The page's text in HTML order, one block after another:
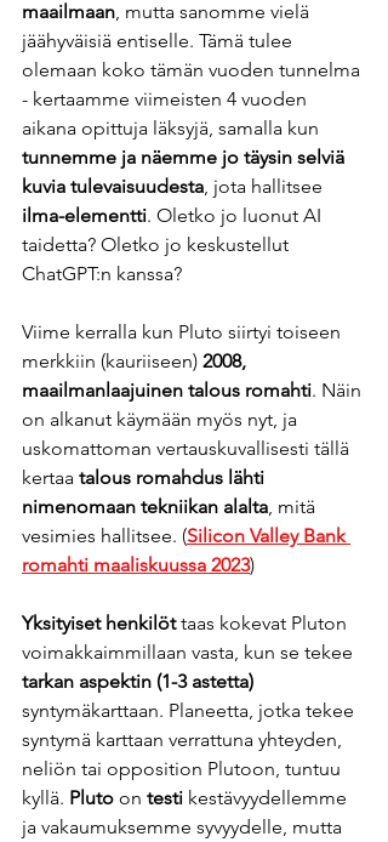
maailmaan, mutta sanomme vielä
jäähyväisiä entiselle. Tämä tulee
olemaan koko tämän vuoden tunnelma
- kertaamme viimeisten 4 vuoden
aikana opittuja läksyjä, samalla kun
tunnemme ja näemme jo täysin selviä
kuvia tulevaisuudesta, jota hallitsee
ilma-elementti. Oletko jo luonut AI
taidetta? Oletko jo keskustellut
ChatGPT:n kanssa?
Viime kerralla kun Pluto siirtyi toiseen
merkkiin (kauriiseen) 2008,
maailmanlaajuinen talous romahti. Näin
on alkanut käymään myös nyt, ja
uskomattoman vertauskuvallisesti tällä
kertaa talous romahdus lähti
nimenomaan tekniikan alalta, mitä
vesimies hallitsee. (Silicon Valley Bank
romahti maaliskuussa 2023)
Yksityiset henkilöt taas kokevat Pluton
voimakkaimmillaan vasta, kun se tekee
tarkan aspektin (1-3 astetta)
syntymäkarttaan. Planeetta, jotka tekee
syntymä karttaan verrattuna yhteyden,
neliön tai opposition Plutoon, tuntuu
kyllä. Pluto on testi kestävyydellemme
ja vakaumuksemme syvyydelle, mutta